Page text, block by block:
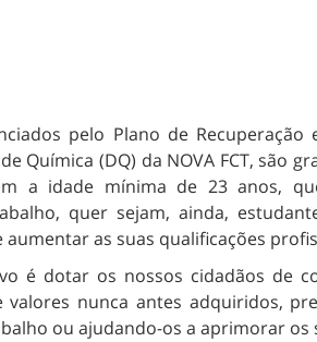
pelo Plano de Recuperação
Química (DQ) da NOVA FCT, são
a idade mínima de 23 anos,
quer sejam, ainda,
aumentar as suas qualificações
é dotar os nossos cidadãos de
valores nunca antes adquiridos,
ou ajudando-os a aprimorar os